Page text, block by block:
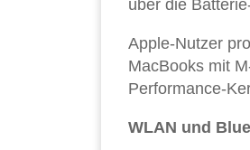
über die
Apple-Nutzer
MacBooks mit
Performance-
WLAN und